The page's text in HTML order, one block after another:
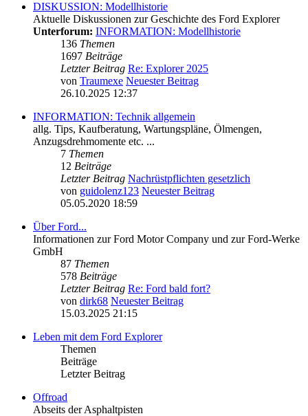
DISKUSSION: Modellhistorie
Aktuelle Diskussionen zur Geschichte des Ford Explorer
Unterforum: INFORMATION: Modellhistorie
136 Themen
1697 Beiträge
Letzter Beitrag Re: Explorer 2025
von Traumexe Neuester Beitrag
26.10.2025 12:37
INFORMATION: Technik allgemein
allg. Tips, Kaufberatung, Wartungspläne, Ölmengen,
Anzugsdrehmomente etc. ...
7 Themen
12 Beiträge
Letzter Beitrag Nachrüstpflichten gesetzlich
von guidolenz123 Neuester Beitrag
05.05.2020 18:59
Über Ford...
Informationen zur Ford Motor Company und zur Ford-Werke
GmbH
87 Themen
578 Beiträge
Letzter Beitrag Re: Ford bald fort?
von dirk68 Neuester Beitrag
15.03.2025 21:15
Leben mit dem Ford Explorer
Themen
Beiträge
Letzter Beitrag
Offroad
Abseits der Asphaltpisten